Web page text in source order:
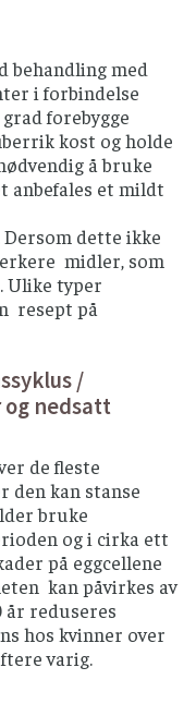
behandling med
i forbindelse
forebygge
kost og holde
å bruke
anbefales et mildt
dette ikke
midler, som
Ulike typer
resept på
/
nedsatt
de fleste
den kan stanse
bruke
og i cirka ett
på eggcellene
kan påvirkes av
år reduseres
hos kvinner over
varig.